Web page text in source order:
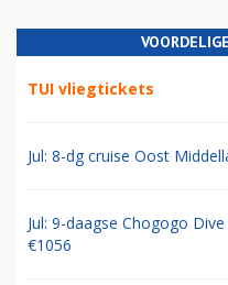
TUI vliegtickets
Jul: 8-dg cruise Oost
Jul: 9-daagse Chogogo
€1056